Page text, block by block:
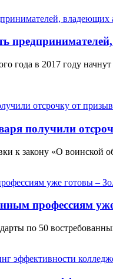
года в 2017 году
получили
к закону «О
профессиям
по 50